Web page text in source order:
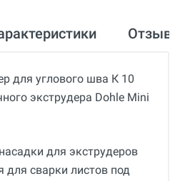
для углового шва К 10
экструдера Dohle Mini
для экструдеров
для сварки листов под